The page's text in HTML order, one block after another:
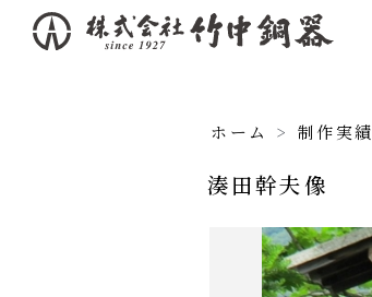
ホーム > 制作実績
湊田幹夫像